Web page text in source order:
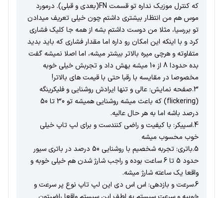
که کنترل موزیک نداره تو قسمت FN(بعدی و قبلی). درمورد
موس هم من انتظار بیشتری داشتم چون خیلی تعریف میدادن
تو بررسیا، مثلا من دوست داشتم بشه از همه جا کلیک فشاری
کرد و با اینکه این امکان رو داره اما مقدار فشاری که باید بدید
متفاوته و هرچی میره بالاتر بیشتر میشه، اما اصلا نمیشه گفت
بده حدودا 8 از 10 میشه بهش داد و تجربش خیلی خوبه
مخصوصا در مقایسه با رقبا حتی با قیمت های بالاتر!
3.صفحه نمایش: عالی و تنها ایرادش روشنایی و فلیکرینگه
(flickering) که باعث میشه روشنایی همیشه تو 30 تا 50
درصد باشه اما به هر حال عالیه.
4.اسپیکر: با کیفیت و راضی کنندست و برای لپ تاپ خیلی
خوب محسوب میشه
5.باتری: تجربه شخصیم با روشنایی 50 درصد در باتری سیور
حدود 5 تا 6 ساعت بوده و راجب شارژ شدن هم خیلی خوبه و
واقعا یک ساعته شارژ میشه.
6.سرعت و بازدهی: اس اس دی این لپ تاپ نوع پر سرعت و